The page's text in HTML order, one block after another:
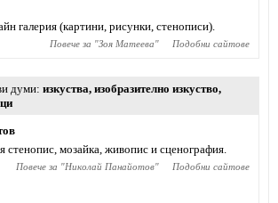
галерия (картини, рисунки, стенописи).
Повече за "Зоя Матеева" Подобни сайтове
думи изкуства, изобразително изкуство,
стенопис, мозайка, живопис и сценография.
Повече за "Николай Панайотов" Подобни сайтове